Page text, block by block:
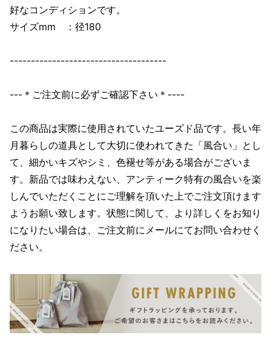
好なコンディションです。
サイズmm ：径180
-------------------------------------
---＊ご注文前に必ずご確認下さい＊----
この商品は実際に使用されていたユーズド品です。長い年
月暮らしの道具として大切に使われてきた「風合い」とし
て、細かいキズやシミ、色褪せ等がある場合がございま
す。新品では味わえない、アンティーク特有の風合いを楽
しんでいただくことにご理解を頂いた上でご注文頂けます
ようお願い致します。状態に関して、より詳しくをお知り
になりたい場合は、ご注文前にメールにてお問い合わせく
ださい。